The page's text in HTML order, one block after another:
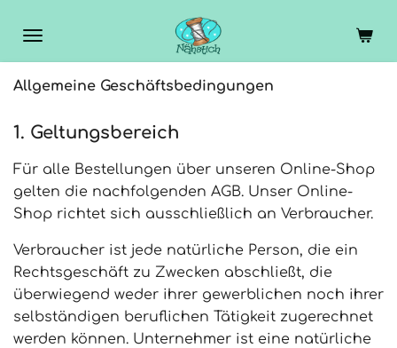
Hauptinhalt
springen
Allgemeine Geschäftsbedingungen
1. Geltungsbereich
Für alle Bestellungen über unseren Online-Shop
gelten die nachfolgenden AGB. Unser Online-
Shop richtet sich ausschließlich an Verbraucher.
Verbraucher ist jede natürliche Person, die ein
Rechtsgeschäft zu Zwecken abschließt, die
überwiegend weder ihrer gewerblichen noch ihrer
selbständigen beruflichen Tätigkeit zugerechnet
werden können. Unternehmer ist eine natürliche